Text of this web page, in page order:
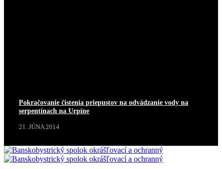
Pokračovanie čistenia priepustov na odvádzanie vody na
serpentínach na Urpíne
21. JÚNA 2014